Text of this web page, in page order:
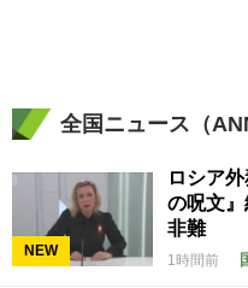
全国ニュース（
NEW
ロシア
の呪文
非難
1時間前